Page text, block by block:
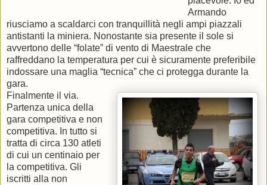
Armando
riusciamo a scaldarci con tranquillità negli ampi piazzali
antistanti la miniera. Nonostante sia presente il sole si
avvertono delle “folate” di vento di Maestrale che
raffreddano la temperatura per cui è sicuramente preferibile
indossare una maglia “tecnica” che ci protegga durante la
gara.
Finalmente il via.
Partenza unica della
gara competitiva e non
competitiva. In tutto si
tratta di circa 130 atleti
di cui un centinaio per
la competitiva. Gli
iscritti alla non